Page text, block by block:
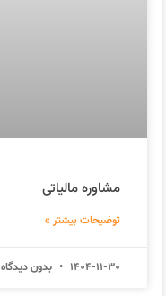
مشاوره مالیاتی
توضیحات بیشتر »
1404-11-30 بدون دیدگاه